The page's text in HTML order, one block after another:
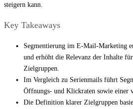
steigern kann.
Key Takeaways
Segmentierung im E-Mail-Marketing
und erhöht die Relevanz der Inhalte
Zielgruppen.
Im Vergleich zu Serienmails führt
Öffnungs- und Klickraten sowie einer
Die Definition klarer Zielgruppen